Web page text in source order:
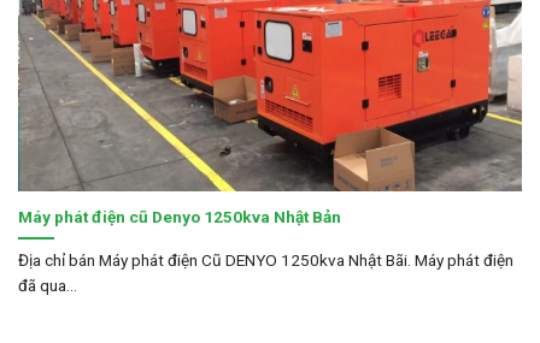
Máy phát điện cũ Denyo 1250kva Nhật Bản
Địa chỉ bán Máy phát điện Cũ DENYO 1250kva Nhật Bãi. Máy phát điện
đã qua...